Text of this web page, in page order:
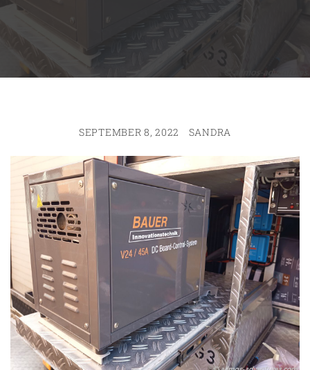
SEPTEMBER 8, 2022 SANDRA